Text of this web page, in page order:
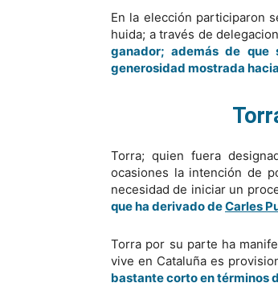
En la elección participaron
huida; a través de
ganador; además de
generosidad mostrada
Torra; quien fuera
ocasiones la intención de
necesidad de iniciar un
que ha derivado deCarles
Torra por su parte ha
vive en Cataluña es
bastante corto en términos